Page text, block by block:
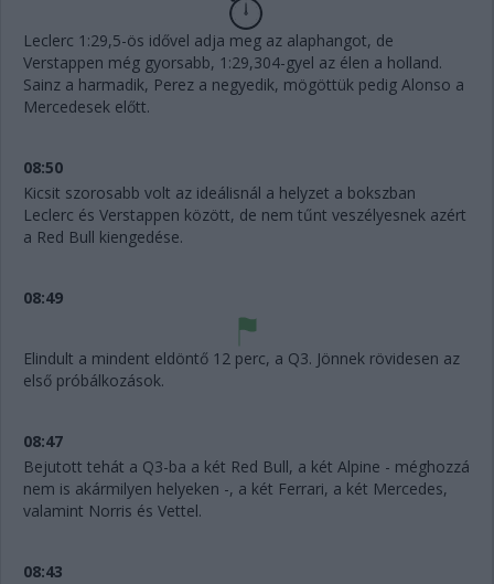
Leclerc 1:29,5-ös idővel adja meg az alaphangot, de
Verstappen még gyorsabb, 1:29,304-gyel az élen a holland.
Sainz a harmadik, Perez a negyedik, mögöttük pedig Alonso a
Mercedesek előtt.
08:50
Kicsit szorosabb volt az ideálisnál a helyzet a bokszban
Leclerc és Verstappen között, de nem tűnt veszélyesnek azért
a Red Bull kiengedése.
08:49
Elindult a mindent eldöntő 12 perc, a Q3. Jönnek rövidesen az
első próbálkozások.
08:47
Bejutott tehát a Q3-ba a két Red Bull, a két Alpine - méghozzá
nem is akármilyen helyeken -, a két Ferrari, a két Mercedes,
valamint Norris és Vettel.
08:43